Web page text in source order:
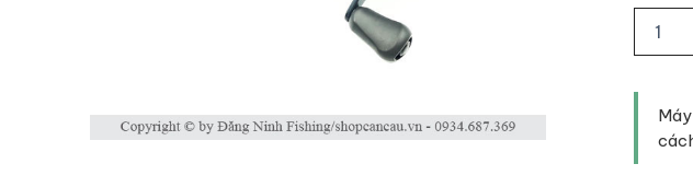
câu
ngang
PR100
2022
số